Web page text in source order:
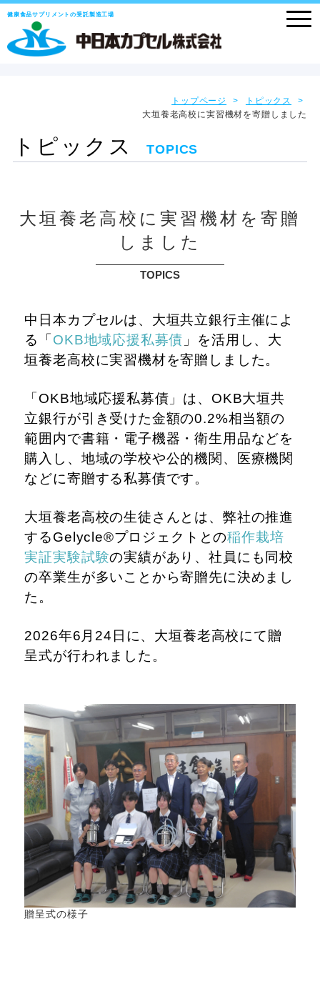
健康食品サプリメントの受託製造工場
トップページ
トピックス
大垣養老高校に実習機材を寄贈しました
トピックス TOPICS
大垣養老高校に実習機材を寄贈
しました
TOPICS
中日本カプセルは、大垣共立銀行主催によ
る「 OKB地域応援私募債 」を活用し、大
垣養老高校に実習機材を寄贈しました。
「OKB地域応援私募債」は、OKB大垣共
立銀行が引き受けた金額の0.2%相当額の
範囲内で書籍・電子機器・衛生用品などを
購入し、地域の学校や公的機関、医療機関
などに寄贈する私募債です。
大垣養老高校の生徒さんとは、弊社の推進
するGelycle®プロジェクトとの稲作栽培
実証実験試験の実績があり、社員にも同校
の卒業生が多いことから寄贈先に決めまし
た。
2026年6月24日に、大垣養老高校にて贈
呈式が行われました。
贈呈式の様子